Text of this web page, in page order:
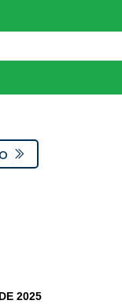
2025